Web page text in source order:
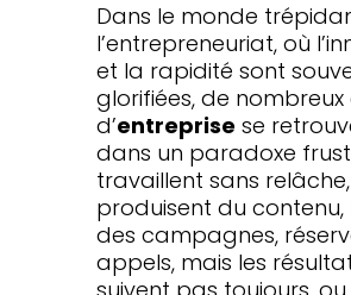
Dans le monde
l’entrepreneuriat, où
et la rapidité sont
glorifiées, de nombreux
d’entreprise se
dans un paradoxe
travaillent sans relâche,
produisent du
des campagnes,
appels, mais les